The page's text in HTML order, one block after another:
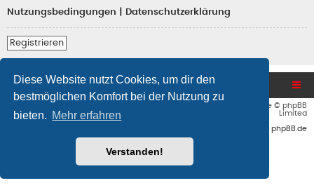
Diese Website nutzt Cookies, um dir den
bestmöglichen Komfort bei der Nutzung zu
bieten. Mehr erfahren
Verstanden!
Nutzungsbedingungen Datenschutzerklärung
Registrieren
Blog und Homepage Foren-Übersicht
® Forum Software © phpBB
Limited
phpBB.de